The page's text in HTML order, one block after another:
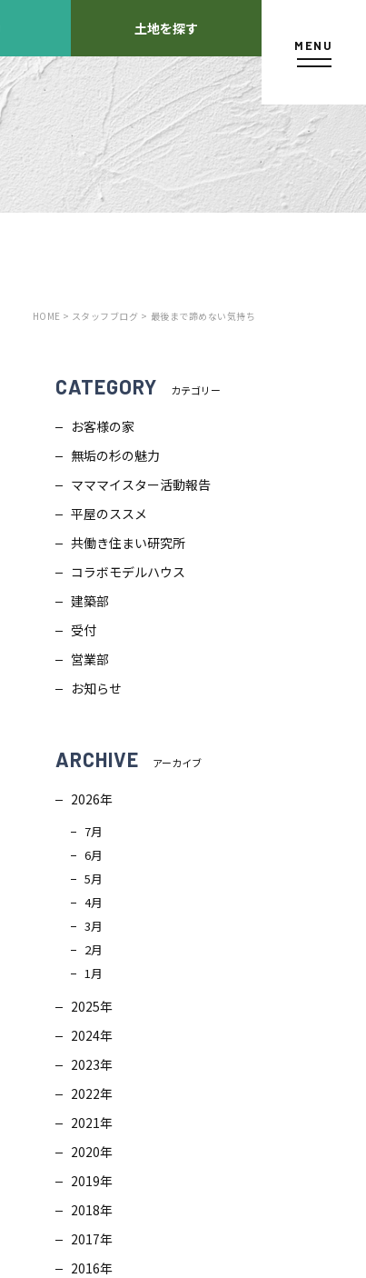
よくあるご質問
店舗紹介
スタッフブログ
ZEH普及目標
ソーシャルメディアポリシー
サイトマップ
土地を探す
MENU
HOME > スタッフブログ > 最後まで諦めない気持ち
CATEGORY カテゴリー
お客様の家
無垢の杉の魅力
マママイスター活動報告
平屋のススメ
共働き住まい研究所
コラボモデルハウス
建築部
受付
営業部
お知らせ
ARCHIVE アーカイブ
2026年
7月
6月
5月
4月
3月
2月
1月
2025年
2024年
2023年
2022年
2021年
2020年
2019年
2018年
2017年
2016年